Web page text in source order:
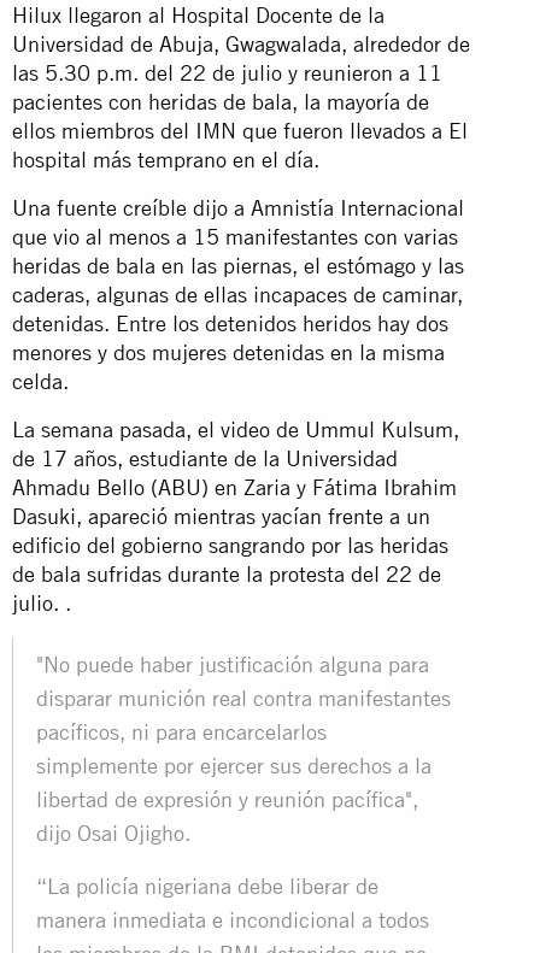
Hilux llegaron al Hospital Docente de la
Universidad de Abuja, Gwagwalada, alrededor de
las 5.30 p.m. del 22 de julio y reunieron a 11
pacientes con heridas de bala, la mayoría de
ellos miembros del IMN que fueron llevados a El
hospital más temprano en el día.
Una fuente creíble dijo a Amnistía Internacional
que vio al menos a 15 manifestantes con varias
heridas de bala en las piernas, el estómago y las
caderas, algunas de ellas incapaces de caminar,
detenidas. Entre los detenidos heridos hay dos
menores y dos mujeres detenidas en la misma
celda.
La semana pasada, el video de Ummul Kulsum,
de 17 años, estudiante de la Universidad
Ahmadu Bello (ABU) en Zaria y Fátima Ibrahim
Dasuki, apareció mientras yacían frente a un
edificio del gobierno sangrando por las heridas
de bala sufridas durante la protesta del 22 de
julio. .
"No puede haber justificación alguna para
disparar munición real contra manifestantes
pacíficos, ni para encarcelarlos
simplemente por ejercer sus derechos a la
libertad de expresión y reunión pacífica",
dijo Osai Ojigho.
“La policía nigeriana debe liberar de
manera inmediata e incondicional a todos